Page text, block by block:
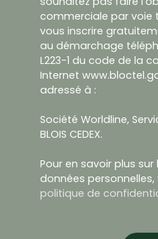
commerciale par voie
vous inscrire
au démarchage
L223-1 du code de la
Internet
adressé à :
Société Worldline,
BLOIS CEDEX.
Pour en savoir plus
données
politique de